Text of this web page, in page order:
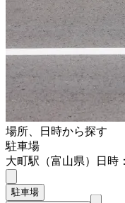
場所、日時から探す
駐車場
大町駅（富山県）
日時
駐車場